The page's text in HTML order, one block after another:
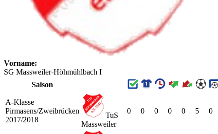
Vorname:
SG Massweiler-Höhmühlbach I
Saison
A-Klasse
Pirmasens/Zweibrücken
2017/2018
TuS
Massweiler
0 0 0 0 0 5 0